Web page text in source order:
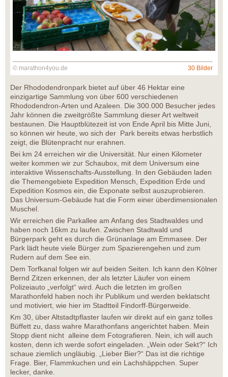
© marathon4you.de 30 Bilder
Der Rhododendronpark bietet auf über 46 Hektar eine
einzigartige Sammlung von über 600 verschiedenen
Rhododendron-Arten und Azaleen. Die 300.000 Besucher jedes
Jahr können die zweitgrößte Sammlung dieser Art weltweit
bestaunen. Die Hauptblütezeit ist von Ende April bis Mitte Juni,
so können wir heute, wo sich der Park bereits etwas herbstlich
zeigt, die Blütenpracht nur erahnen.
Bei km 24 erreichen wir die Universität. Nur einen Kilometer
weiter kommen wir zur Schaubox, mit dem Universum eine
interaktive Wissenschafts-Ausstellung. In den Gebäuden laden
die Themengebiete Expedition Mensch, Expedition Erde und
Expedition Kosmos ein, die Exponate selbst auszuprobieren.
Das Universum-Gebäude hat die Form einer überdimensionalen
Muschel.
Wir erreichen die Parkallee am Anfang des Stadtwaldes und
haben noch 16km zu laufen. Zwischen Stadtwald und
Bürgerpark geht es durch die Grünanlage am Emmasee. Der
Park lädt heute viele Bürger zum Spazierengehen und zum
Rudern auf dem See ein.
Dem Torfkanal folgen wir auf beiden Seiten. Ich kann den Kölner
Bernd Zitzen erkennen, der als letzter Läufer von einem
Polizeiauto „verfolgt“ wird. Auch die letzten im großen
Marathonfeld haben noch ihr Publikum und werden beklatscht
und motiviert, wie hier im Stadtteil Findorff-Bürgerweide.
Km 30, über Altstadtpflaster laufen wir direkt auf ein ganz tolles
Büffett zu, dass wahre Marathonfans angerichtet haben. Mein
Stopp dient nicht alleine dem Fotografieren. Nein, ich will auch
kosten, denn ich werde sofort eingeladen. „Wein oder Sekt?“ Ich
schaue ziemlich ungläubig. „Lieber Bier?“ Das ist die richtige
Frage. Bier, Flammkuchen und ein Lachshäppchen. Super
lecker, danke.